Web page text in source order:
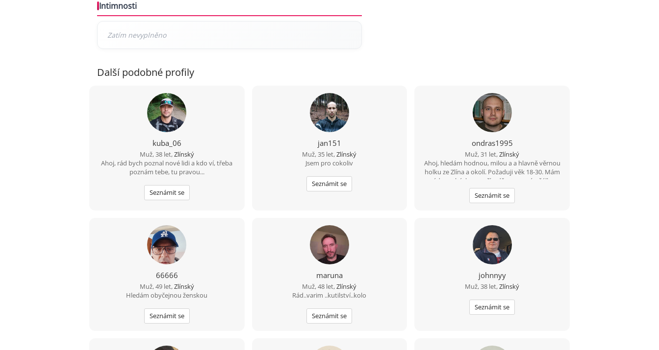
Intimnosti
Další podobné profily
kuba_06
Muž, 38 let,Zlínský
Ahoj, rád bych poznal nové lidi a kdo ví, třeba
poznám tebe, tu pravou...
Seznámit se
jan151
Muž, 35 let,Zlínský
Jsem pro cokoliv
Seznámit se
ondras1995
Muž, 31 let,Zlínský
Ahoj, hledám hodnou, milou a a hlavně věrnou
holku ze Zlína a okolí. Požaduji věk 18-30. Mám
rád procházky po přírodě posezení u šálku
dobré kávi i čaje. Chci, aby jsme spolu tahali
spolu za jeden provaz a měli spolu pořád na
číslo ti milerád dám.
Seznámit se
66666
Muž, 49 let,Zlínský
Hledám obyčejnou ženskou
Seznámit se
maruna
Muž, 48 let,Zlínský
Rád..varim ..kutilství..kolo
Seznámit se
johnnyy
Muž, 38 let,Zlínský
Seznámit se